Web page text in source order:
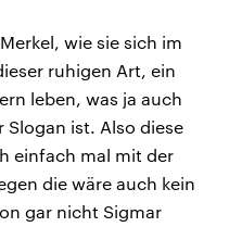
wie sie sich im
ruhigen Art, ein
leben, was ja auch
Slogan ist. Also diese
einfach mal mit der
die wäre auch kein
gar nicht Sigmar